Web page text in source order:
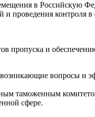
в Российскую
и проведения контроля
пропуска и
вопросы и
таможенным
сфере.